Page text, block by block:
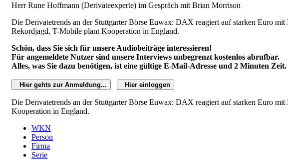
Herr Rune Hoffmann (Derivateexperte) im Gespräch mit Brian Morrison
Die Derivatetrends an der Stuttgarter Börse Euwax: DAX reagiert auf starken Euro
Rekordjagd, T-Mobile plant Kooperation in England.
Schön, dass Sie sich für unsere Audiobeiträge interessieren!
Für angemeldete Nutzer sind unsere Interviews unbegrenzt kostenlos abrufbar.
Alles, was Sie dazu benötigen, ist eine gültige E-Mail-Adresse und 2 Minuten Zeit.
Hier gehts zur Anmeldung... Hier einloggen
Die Derivatetrends an der Stuttgarter Börse Euwax: DAX reagiert auf starken Euro
Kooperation in England.
WKN
Person
Firma
Serie